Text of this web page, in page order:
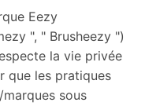
Eezy
", " Brusheezy ")
la vie privée
que les pratiques
sous